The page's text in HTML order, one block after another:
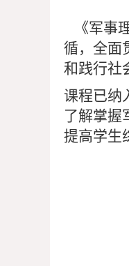
《军事
循，全面
和践行社
课程已纳
了解掌握
提高学生